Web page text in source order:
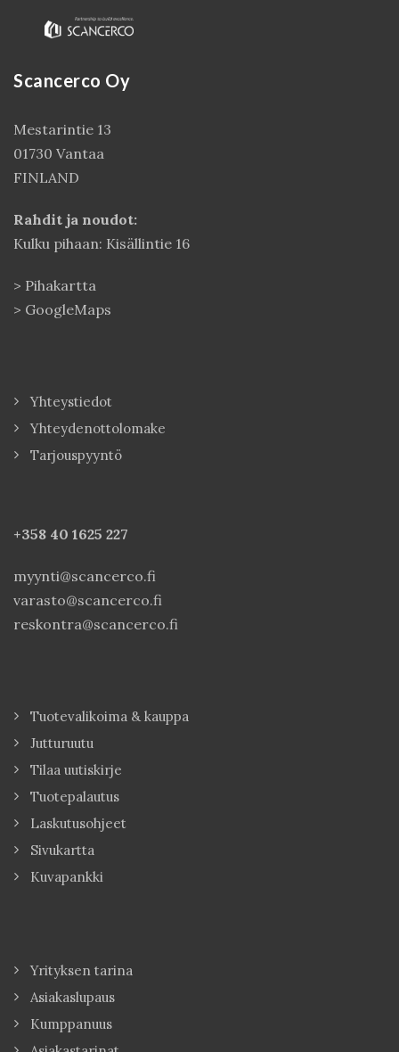
Scancerco Oy
Mestarintie 13
01730 Vantaa
FINLAND
Rahdit ja noudot:
Kulku pihaan: Kisällintie 16
> Pihakartta
> GoogleMaps
Yhteystiedot
Yhteydenottolomake
Tarjouspyyntö
+358 40 1625 227
myynti@scancerco.fi
varasto@scancerco.fi
reskontra@scancerco.fi
Tuotevalikoima & kauppa
Jutturuutu
Tilaa uutiskirje
Tuotepalautus
Laskutusohjeet
Sivukartta
Kuvapankki
Yrityksen tarina
Asiakaslupaus
Kumppanuus